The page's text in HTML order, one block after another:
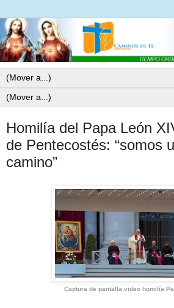
Homilía del Papa León
de Pentecostés: “somos
camino”
Captura de pantalla video homilía